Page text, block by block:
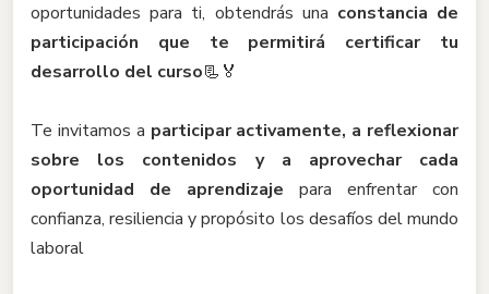
oportunidades para ti, obtendrás una constancia de
participación que te permitirá certificar tu
desarrollo del curso📃🏅
Te invitamos a participar activamente, a reflexionar
sobre los contenidos y a aprovechar cada
oportunidad de aprendizaje para enfrentar con
confianza, resiliencia y propósito los desafíos del mundo
laboral